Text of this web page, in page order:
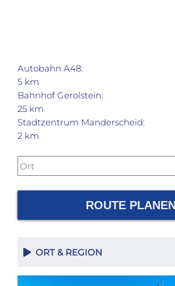
Autobahn A48:
5 km
Bahnhof Gerolstein:
25 km
Stadtzentrum Manderscheid:
2 km
ROUTE PLANEN
ORT & REGION